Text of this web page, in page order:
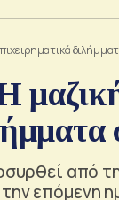
από
επόμενη